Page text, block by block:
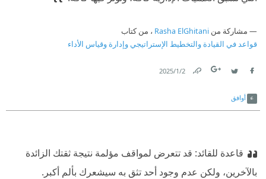
مشاركة من Rasha ElGhitani ، من كتاب
قواعد في القيادة والتخطيط الإستراتيجي وإدارة وقياس الأداء
2‏/1‏/2025
أوافق
قاعدة للقائد: قد تتعرض لمواقف مؤلمة نتيجة ثقتك الزائدة
بالآخرين، ولكن عدم وجود أحد تثق به سيشعرك بألم أكبر.